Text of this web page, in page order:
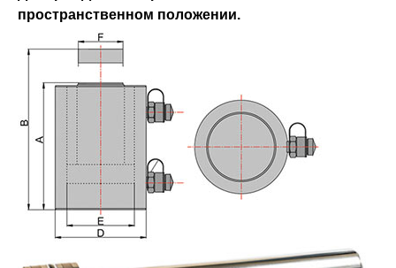
пространственном положении.